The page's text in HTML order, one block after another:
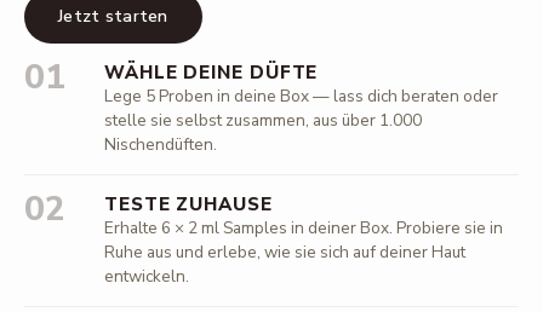
Jetzt starten
01 WÄHLE DEINE DÜFTE
Lege 5 Proben in deine Box — lass dich beraten oder
stelle sie selbst zusammen, aus über 1.000
Nischendüften.
02 TESTE ZUHAUSE
Erhalte 6 × 2 ml Samples in deiner Box. Probiere sie in
Ruhe aus und erlebe, wie sie sich auf deiner Haut
entwickeln.